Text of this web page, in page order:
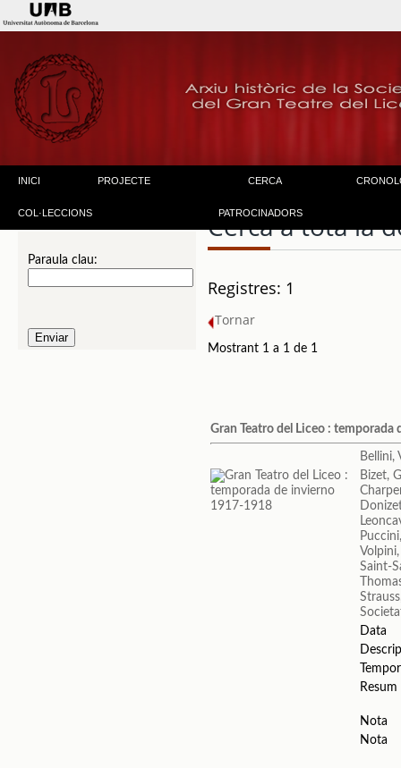
INICI PROJECTE CERCA
COL·LECCIONS PATROCINADORS
Paraula clau:
Cerca a tota la
Registres: 1
Tornar
Mostrant 1 a 1 de 1
Gran Teatro del Liceo :
Bellini,
Bizet,
Saint-
Data
Resum
Nota
Nota